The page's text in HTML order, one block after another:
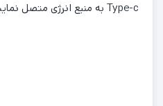
Type-c به منبع انرژی متصل نمایید.